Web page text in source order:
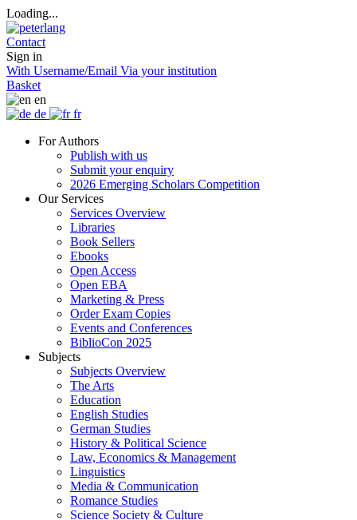
Loading...
Contact
Sign in
With Username/Email Via your institution
Basket
en
de
fr
For Authors
Publish with us
Submit your enquiry
2026 Emerging Scholars Competition
Our Services
Services Overview
Libraries
Book Sellers
Ebooks
Open Access
Open EBA
Marketing & Press
Order Exam Copies
Events and Conferences
BiblioCon 2025
Subjects
Subjects Overview
The Arts
Education
English Studies
German Studies
History & Political Science
Law, Economics & Management
Linguistics
Media & Communication
Romance Studies
Science Society & Culture